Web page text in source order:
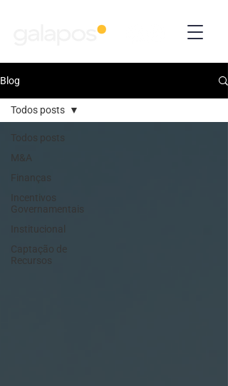
Blog
Todos posts
M&A
Finanças
Incentivos
Governamentais
Institucional
Captação de
Recursos
Todos posts